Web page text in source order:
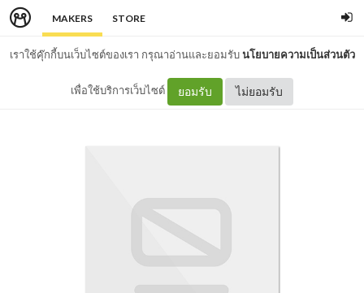
MAKERS STORE
เราใช้คุ๊กกี้บนเว็บไซต์ของเรา กรุณาอ่านและยอมรับนโยบายความเป็นส่วนตัว
เพื่อใช้บริการเว็บไซต์ ยอมรับ ไม่ยอมรับ